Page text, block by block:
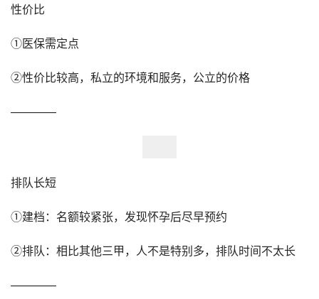
性价比
①医保需定点
②性价比较高，私立的环境和服务，公立的价格
————
排队长短
①建档：名额较紧张，发现怀孕后尽早预约
②排队：相比其他三甲，人不是特别多，排队时间不太长
————